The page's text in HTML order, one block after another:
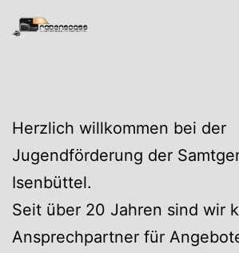
Zum
Inhalt
Herzlich willkommen bei der
Jugendförderung der
Isenbüttel.
Seit über 20 Jahren sind wir
Ansprechpartner für